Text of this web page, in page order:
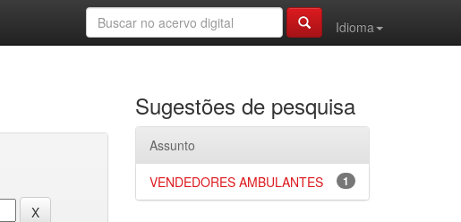
Idioma
Sugestões de pesquisa
Assunto
1
VENDEDORES AMBULANTES